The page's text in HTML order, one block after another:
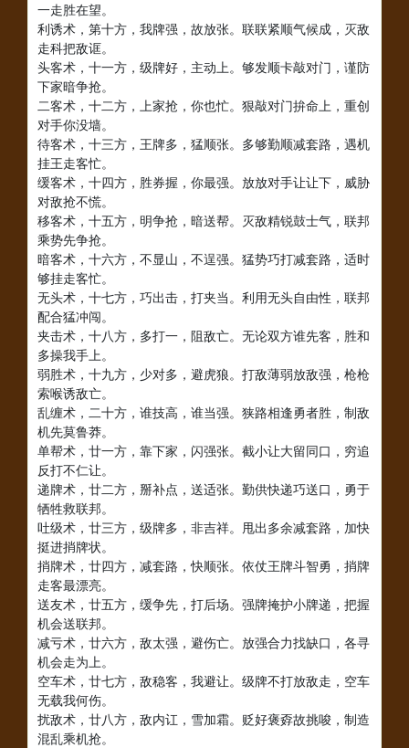
一走胜在望。
利诱术，第十方，我牌强，故放张。联联紧顺气候成，灭敌
走科把敌诓。
头客术，十一方，级牌好，主动上。够发顺卡敲对门，谨防
下家暗争抢。
二客术，十二方，上家抢，你也忙。狠敲对门拚命上，重创
对手你没墙。
待客术，十三方，王牌多，猛顺张。多够勤顺减套路，遇机
挂王走客忙。
缓客术，十四方，胜券握，你最强。放放对手让让下，威胁
对敌抢不慌。
移客术，十五方，明争抢，暗送帮。灭敌精锐鼓士气，联邦
乘势先争抢。
暗客术，十六方，不显山，不逞强。猛势巧打减套路，适时
够挂走客忙。
无头术，十七方，巧出击，打夹当。利用无头自由性，联邦
配合猛冲闯。
夹击术，十八方，多打一，阻敌亡。无论双方谁先客，胜和
多操我手上。
弱胜术，十九方，少对多，避虎狼。打敌薄弱放敌强，枪枪
索喉诱敌亡。
乱缠术，二十方，谁技高，谁当强。狭路相逢勇者胜，制敌
机先莫鲁莽。
单帮术，廿一方，靠下家，闪强张。截小让大留同口，穷追
反打不仁让。
递牌术，廿二方，掰补点，送适张。勤供快递巧送口，勇于
牺牲救联邦。
吐级术，廿三方，级牌多，非吉祥。甩出多余减套路，加快
挺进捎牌状。
捎牌术，廿四方，减套路，快顺张。依仗王牌斗智勇，捎牌
走客最漂亮。
送友术，廿五方，缓争先，打后场。强牌掩护小牌递，把握
机会送联邦。
减亏术，廿六方，敌太强，避伤亡。放强合力找缺口，各寻
机会走为上。
空车术，廿七方，敌稳客，我避让。级牌不打放敌走，空车
无载我何伤。
扰敌术，廿八方，敌内讧，雪加霜。贬好褒孬故挑唆，制造
混乱乘机抢。